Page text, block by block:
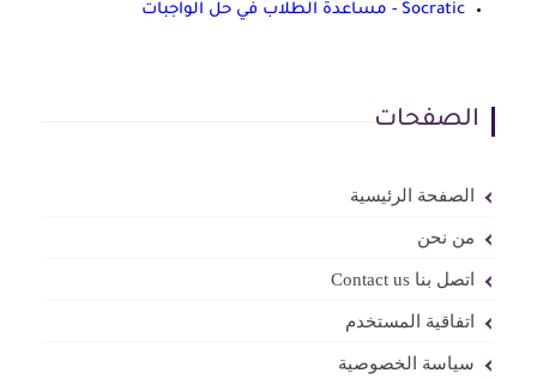
Socratic - مساعدة الطلاب في حل الواجبات
الصفحات
الصفحة الرئيسية
من نحن
اتصل بنا Contact us
اتفاقية المستخدم
سياسة الخصوصية